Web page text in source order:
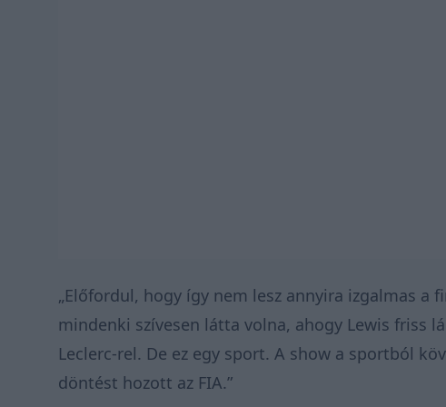
„Előfordul, hogy így nem lesz annyira izgalmas a
mindenki szívesen látta volna, ahogy Lewis friss
Leclerc-rel. De ez egy sport. A show a sportból
döntést hozott az FIA.”